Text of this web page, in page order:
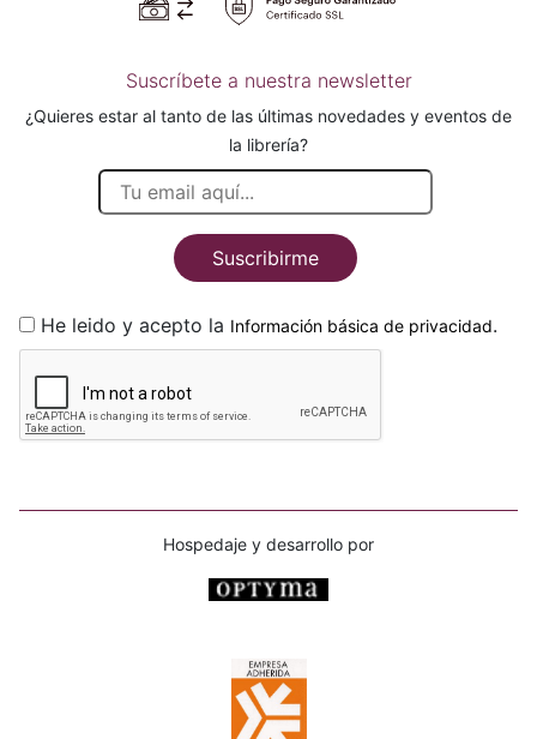
Suscríbete a nuestra newsletter
¿Quieres estar al tanto de las últimas novedades y eventos de
la librería?
Suscribirme
He leido y acepto la Información básica de privacidad.
Hospedaje y desarrollo por